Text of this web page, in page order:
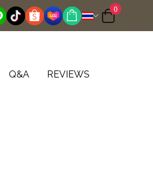
0
Q&A REVIEWS